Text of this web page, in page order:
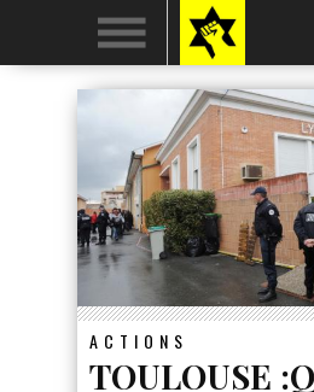
ACTIONS
TOULOUSE